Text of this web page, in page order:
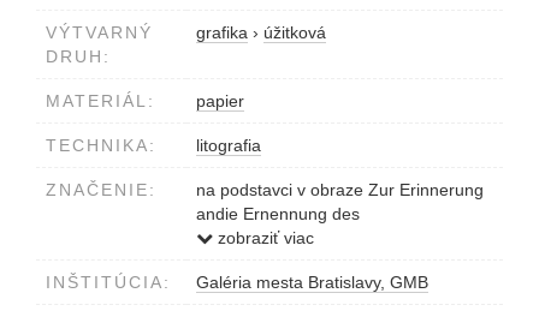
VÝTVARNÝ
DRUH:
grafika › úžitková
MATERIÁL: papier
TECHNIKA: litografia
ZNAČENIE:
na podstavci v obraze Zur Erinnerung
andie Ernennung des
Corporals...Pressburg am 6.Sept.1892
zobraziť viac
INŠTITÚCIA: Galéria mesta Bratislavy, GMB